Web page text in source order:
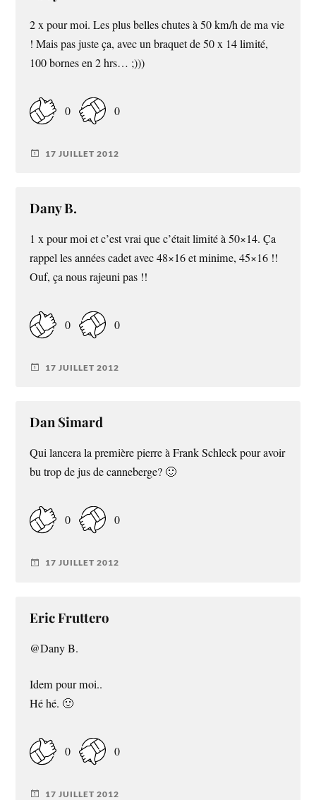
2 x pour moi. Les plus belles chutes à 50 km/h de ma vie
! Mais pas juste ça, avec un braquet de 50 x 14 limité,
100 bornes en 2 hrs… ;)))
0 0
17 JUILLET 2012
Dany B.
1 x pour moi et c’est vrai que c’était limité à 50×14. Ça
rappel les années cadet avec 48×16 et minime, 45×16 !!
Ouf, ça nous rajeuni pas !!
0 0
17 JUILLET 2012
Dan Simard
Qui lancera la première pierre à Frank Schleck pour avoir
bu trop de jus de canneberge? 🙂
0 0
17 JUILLET 2012
Eric Fruttero
@Dany B.
Idem pour moi..
Hé hé. 🙂
0 0
17 JUILLET 2012